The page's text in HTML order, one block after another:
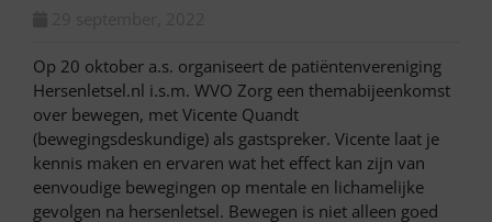
Op 20 oktober a.s. organiseert de patiëntenvereniging
Hersenletsel.nl i.s.m. WVO Zorg een themabijeenkomst
over bewegen, met Vicente Quandt
(bewegingsdeskundige) als gastspreker. Vicente laat je
kennis maken en ervaren wat het effect kan zijn van
eenvoudige bewegingen op mentale en lichamelijke
gevolgen na hersenletsel. Bewegen is niet alleen goed